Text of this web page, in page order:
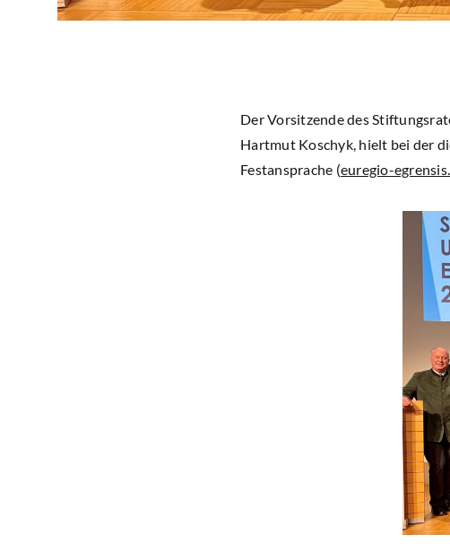
Der Vorsitzende des
Hartmut Koschyk, hielt bei der
Festansprache (euregio-